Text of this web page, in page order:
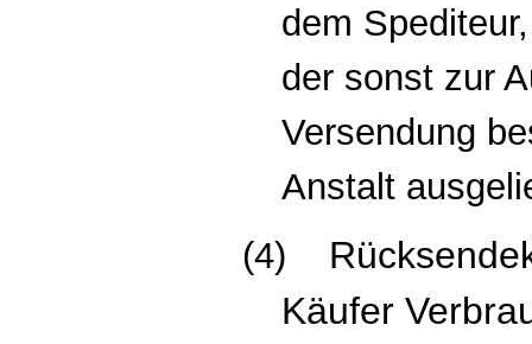
dem
der sonst zur
Versendung
Anstalt
(4)
Käufer